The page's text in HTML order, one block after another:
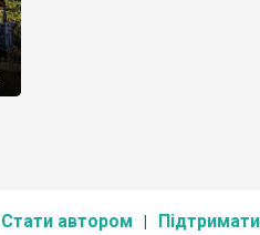
Стати автором Підтримати